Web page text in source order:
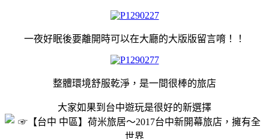
一夜好眠後要離開時可以在大廳的大版版留言唷！！
整體環境舒服乾淨，是一間很棒的旅店
大家如果到台中遊玩是很好的新選擇